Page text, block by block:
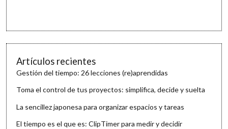
Artículos recientes
Gestión del tiempo: 26 lecciones (re)aprendidas
Toma el control de tus proyectos: simplifica, decide y suelta
La sencillez japonesa para organizar espacios y tareas
El tiempo es el que es: ClipTimer para medir y decidir